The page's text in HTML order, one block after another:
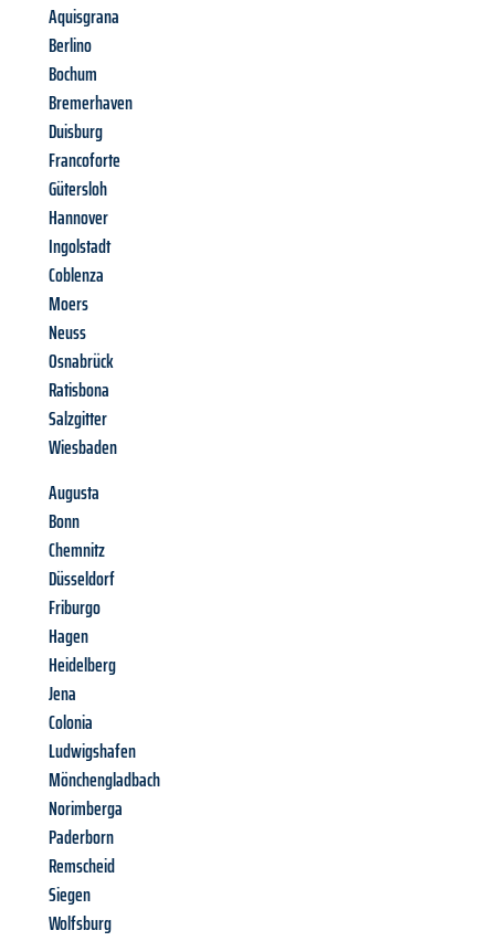
Aquisgrana
Berlino
Bochum
Bremerhaven
Duisburg
Francoforte
Gütersloh
Hannover
Ingolstadt
Coblenza
Moers
Neuss
Osnabrück
Ratisbona
Salzgitter
Wiesbaden
Augusta
Bonn
Chemnitz
Düsseldorf
Friburgo
Hagen
Heidelberg
Jena
Colonia
Ludwigshafen
Mönchengladbach
Norimberga
Paderborn
Remscheid
Siegen
Wolfsburg